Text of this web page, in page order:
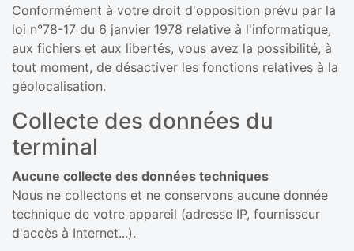
Conformément à votre droit d'opposition prévu par la
loi n°78-17 du 6 janvier 1978 relative à l'informatique,
aux fichiers et aux libertés, vous avez la possibilité, à
tout moment, de désactiver les fonctions relatives à la
géolocalisation.
Collecte des données du
terminal
Aucune collecte des données techniques
Nous ne collectons et ne conservons aucune donnée
technique de votre appareil (adresse IP, fournisseur
d'accès à Internet...).